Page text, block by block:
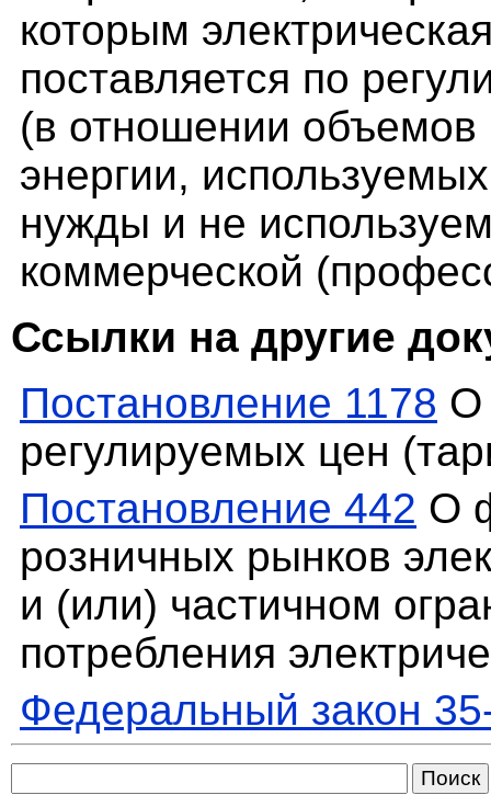
которым
поставляется по
(в отношении объемов
энергии,
нужды и не
коммерческой
Ссылки на другие
Постановление 1178 О
регулируемых цен
Постановление 442 О
розничных рынков
и (или) частичном
потребления
Федеральный закон